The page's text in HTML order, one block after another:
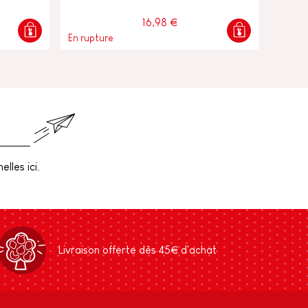
16,98 €
En rupture
ici.
Livraison offerte dès 45€ d'achat